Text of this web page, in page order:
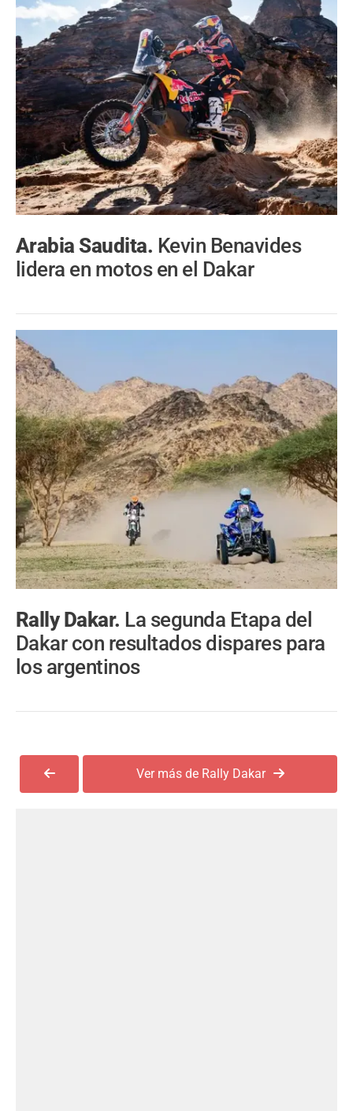
Arabia Saudita. Kevin Benavides
lidera en motos en el Dakar
Rally Dakar. La segunda Etapa del
Dakar con resultados dispares para
los argentinos
Ver más de Rally Dakar